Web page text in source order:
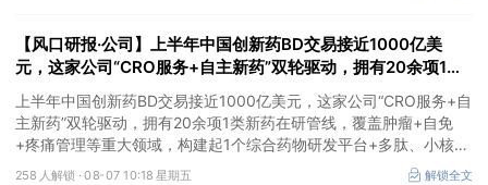
【风口研报·公司】上半年中国创新药BD交易接近1000亿美
元，这家公司“CRO服务+自主新药”双轮驱动，拥有20余项1类
新药在研管线，覆盖肿瘤+自免+疼痛管理等重大领域
上半年中国创新药BD交易接近1000亿美元，这家公司“CRO服务+自
主新药”双轮驱动，拥有20余项1类新药在研管线，覆盖肿瘤+自免
+疼痛管理等重大领域，构建起1个综合药物研发平台+多肽、小核
酸、CGT、小分子4个创新技术平台，创新转型成果正逐步兑现。
258 人解锁 ·08-07 10:18 星期五 解锁全文